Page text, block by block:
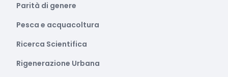
Parità di genere
Pesca e acquacoltura
Ricerca Scientifica
Rigenerazione Urbana